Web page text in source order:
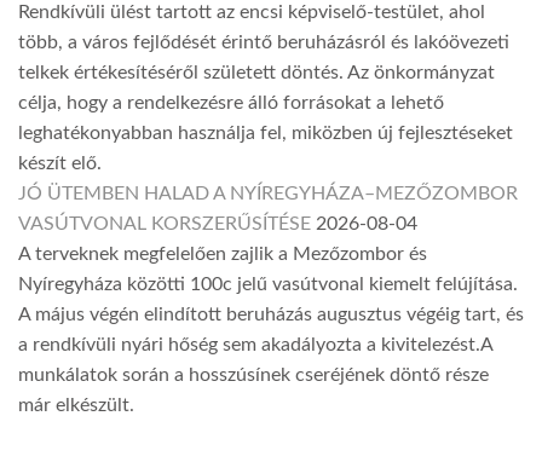
Rendkívüli ülést tartott az encsi képviselő-testület, ahol
több, a város fejlődését érintő beruházásról és lakóövezeti
telkek értékesítéséről született döntés. Az önkormányzat
célja, hogy a rendelkezésre álló forrásokat a lehető
leghatékonyabban használja fel, miközben új fejlesztéseket
készít elő.
JÓ ÜTEMBEN HALAD A NYÍREGYHÁZA–MEZŐZOMBOR
VASÚTVONAL KORSZERŰSÍTÉSE 2026-08-04
A terveknek megfelelően zajlik a Mezőzombor és
Nyíregyháza közötti 100c jelű vasútvonal kiemelt felújítása.
A május végén elindított beruházás augusztus végéig tart, és
a rendkívüli nyári hőség sem akadályozta a kivitelezést.A
munkálatok során a hosszúsínek cseréjének döntő része
már elkészült.